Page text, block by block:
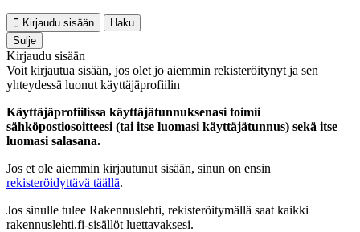
Kirjaudu sisään
Haku
Sulje
Kirjaudu sisään
Voit kirjautua sisään, jos olet jo aiemmin rekisteröitynyt ja sen
yhteydessä luonut käyttäjäprofiilin
Käyttäjäprofiilissa käyttäjätunnuksenasi toimii
sähköpostiosoitteesi (tai itse luomasi käyttäjätunnus) sekä itse
luomasi salasana.
Jos et ole aiemmin kirjautunut sisään, sinun on ensin
rekisteröidyttävä täällä.
Jos sinulle tulee Rakennuslehti, rekisteröitymällä saat kaikki
rakennuslehti.fi-sisällöt luettavaksesi.